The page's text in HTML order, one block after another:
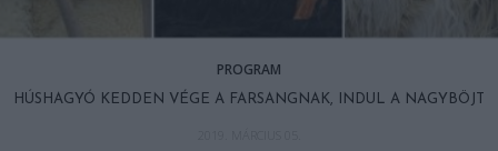
PROGRAM
HÚSHAGYÓ KEDDEN VÉGE A FARSANGNAK, INDUL A NAGYBÖJT